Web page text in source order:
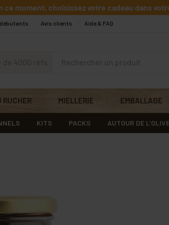
ce moment, choisissez votre cadeau dans
débutants Avis clients Aide & FAQ
de 4000 réfs
RUCHER MIELLERIE EMBALLAGE
KITS PACKS AUTOUR DE